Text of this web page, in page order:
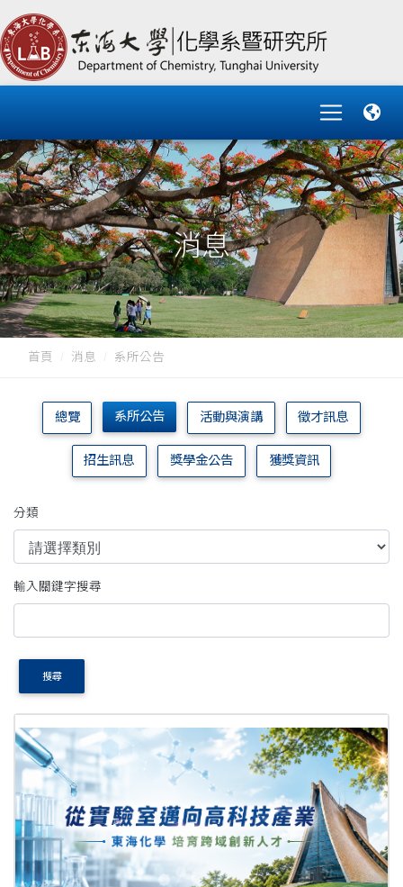
消息
首頁 消息 系所公告
總覽 系所公告 活動與演講 徵才訊息
招生訊息 獎學金公告 獲獎資訊
分類
輸入關鍵字搜尋
搜尋